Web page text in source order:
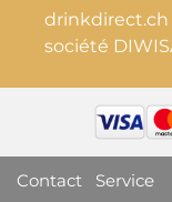
drinkdirect.ch
société
Contact Service